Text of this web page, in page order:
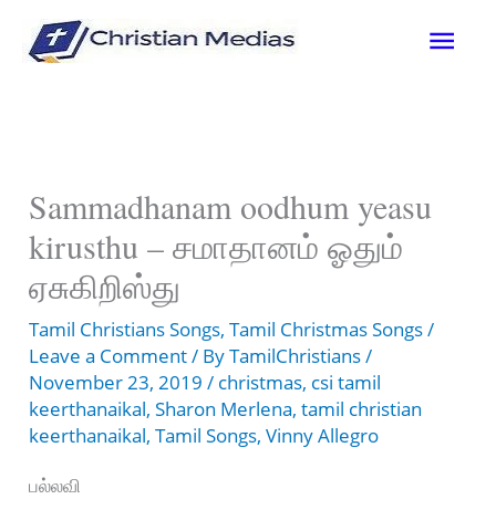
Sammadhanam oodhum yeasu
kirusthu – சமாதானம் ஓதும்
ஏசுகிறிஸ்து
Tamil Christians Songs,Tamil Christmas Songs/
Leave a Comment/ ByTamilChristians/
November 23, 2019/ christmas, csi tamil
keerthanaikal,Sharon Merlena,tamil christian
keerthanaikal,Tamil Songs,Vinny Allegro
பல்லவி